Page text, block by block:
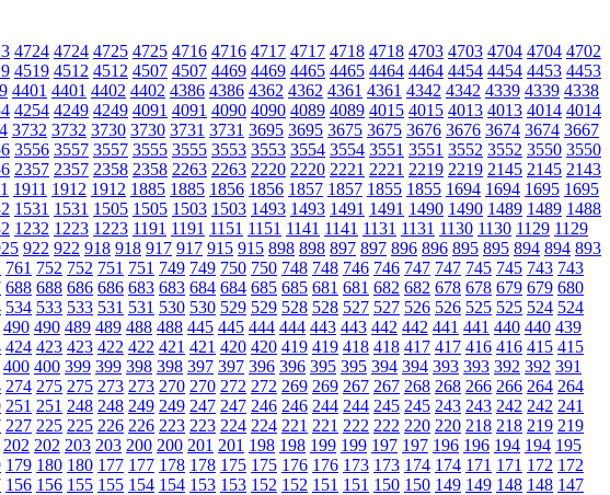
4724 4724 4725 4725 4716 4716 4717 4717 4718 4718 4703 4703 4704 4704 4702
4519 4512 4512 4507 4507 4469 4469 4465 4465 4464 4464 4454 4454 4453 4453
4401 4401 4402 4402 4386 4386 4362 4362 4361 4361 4342 4342 4339 4339 4338
4254 4249 4249 4091 4091 4090 4090 4089 4089 4015 4015 4013 4013 4014 4014
3732 3732 3730 3730 3731 3731 3695 3695 3675 3675 3676 3676 3674 3674 3667
3556 3557 3557 3555 3555 3553 3553 3554 3554 3551 3551 3552 3552 3550 3550
2357 2357 2358 2358 2263 2263 2220 2220 2221 2221 2219 2219 2145 2145 2143
1911 1912 1912 1885 1885 1856 1856 1857 1857 1855 1855 1694 1694 1695 1695
1531 1531 1505 1505 1503 1503 1493 1493 1491 1491 1490 1490 1489 1489 1488
1232 1223 1223 1191 1191 1151 1151 1141 1141 1131 1131 1130 1130 1129 1129
922 922 918 918 917 917 915 915 898 898 897 897 896 896 895 895 894 894 893
761 752 752 751 751 749 749 750 750 748 748 746 746 747 747 745 745 743 743
688 688 686 686 683 683 684 684 685 685 681 681 682 682 678 678 679 679 680
534 533 533 531 531 530 530 529 529 528 528 527 527 526 526 525 525 524 524
490 490 489 489 488 488 445 445 444 444 443 443 442 442 441 441 440 440 439
424 423 423 422 422 421 421 420 420 419 419 418 418 417 417 416 416 415 415
400 400 399 399 398 398 397 397 396 396 395 395 394 394 393 393 392 392 391
274 275 275 273 273 270 270 272 272 269 269 267 267 268 268 266 266 264 264
251 251 248 248 249 249 247 247 246 246 244 244 245 245 243 243 242 242 241
227 225 225 226 226 223 223 224 224 221 221 222 222 220 220 218 218 219 219
202 202 203 203 200 200 201 201 198 198 199 199 197 197 196 196 194 194 195
179 180 180 177 177 178 178 175 175 176 176 173 173 174 174 171 171 172 172
156 156 155 155 154 154 153 153 152 152 151 151 150 150 149 149 148 148 147